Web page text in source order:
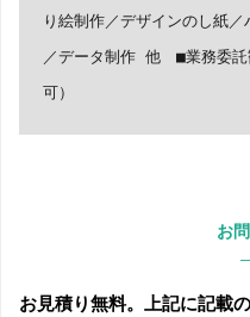
り絵制作／デザインのし紙
／データ制作 他　■業務委
可）
お
お見積り無料。上記に記載